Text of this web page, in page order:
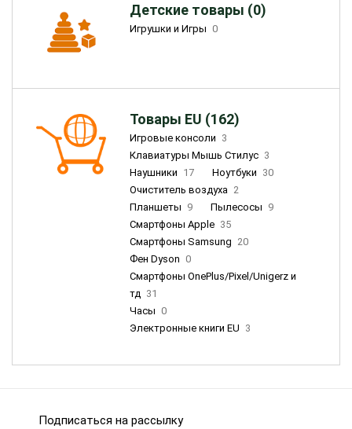
Детские товары (0)
Игрушки и Игры 0
Товары EU (162)
Игровые консоли 3
Клавиатуры Мышь Стилус 3
Наушники 17 Ноутбуки 30
Очиститель воздуха 2
Планшеты 9 Пылесосы 9
Смартфоны Apple 35
Смартфоны Samsung 20
Фен Dyson 0
Смартфоны OnePlus/Pixel/Unigerz и
тд 31
Часы 0
Электронные книги EU 3
Подписаться на рассылку